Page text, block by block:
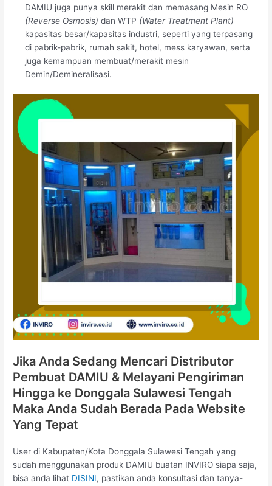
DAMIU juga punya skill merakit dan memasang Mesin RO
(Reverse Osmosis) dan WTP (Water Treatment Plant)
kapasitas besar/kapasitas industri, seperti yang terpasang
di pabrik-pabrik, rumah sakit, hotel, mess karyawan, serta
juga kemampuan membuat/merakit mesin
Demin/Demineralisasi.
Jika Anda Sedang Mencari Distributor
Pembuat DAMIU & Melayani Pengiriman
Hingga ke Donggala Sulawesi Tengah
Maka Anda Sudah Berada Pada Website
Yang Tepat
User di Kabupaten/Kota Donggala Sulawesi Tengah yang
sudah menggunakan produk DAMIU buatan INVIRO siapa saja,
bisa anda lihat DISINI, pastikan anda konsultasi dan tanya-